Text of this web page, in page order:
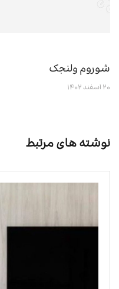
شوروم ولنجک
۲۰ اسفند ۱۴۰۲
نوشته های مرتبط